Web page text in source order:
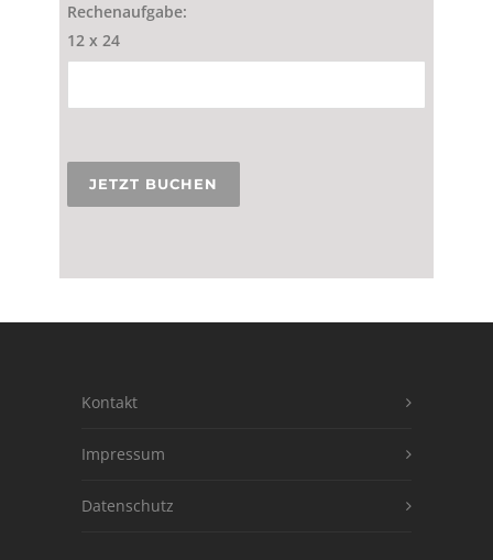
Rechenaufgabe:
12 x 24
lasse
dieses
Kontakt
Impressum
Datenschutz